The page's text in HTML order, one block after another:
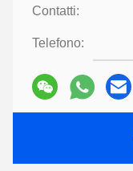
Contatti:
Telefono: